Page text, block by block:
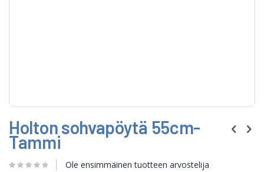
to
the
beginning
the
Holton sohvapöytä 55cm-
Tammi
Ole ensimmäinen tuotteen arvostelija